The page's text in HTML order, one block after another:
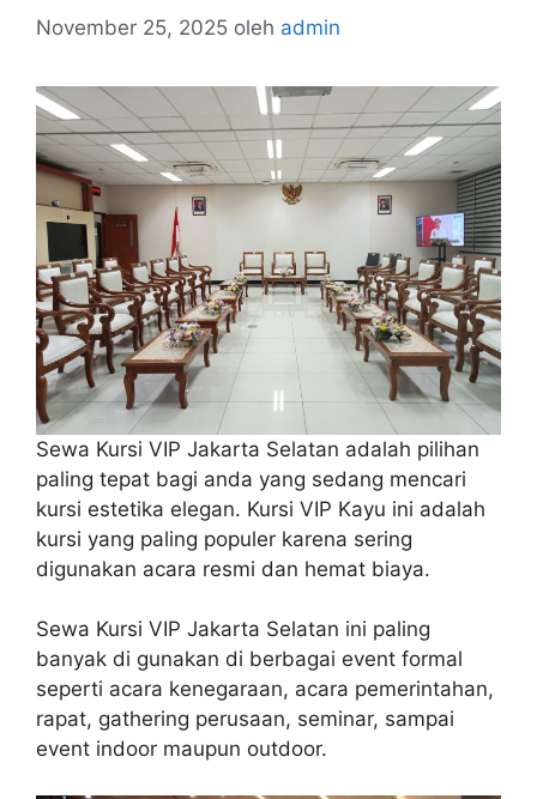
November 25, 2025 oleh admin
Sewa Kursi VIP Jakarta Selatan adalah pilihan
paling tepat bagi anda yang sedang mencari
kursi estetika elegan. Kursi VIP Kayu ini adalah
kursi yang paling populer karena sering
digunakan acara resmi dan hemat biaya.
Sewa Kursi VIP Jakarta Selatan ini paling
banyak di gunakan di berbagai event formal
seperti acara kenegaraan, acara pemerintahan,
rapat, gathering perusaan, seminar, sampai
event indoor maupun outdoor.